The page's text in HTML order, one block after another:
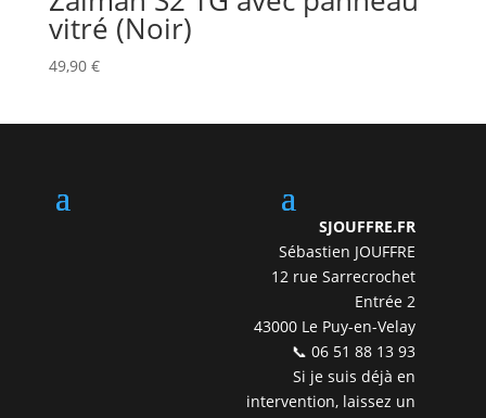
vitré (Noir)
49,90 €
SJOUFFRE.FR
Sébastien JOUFFRE
12 rue Sarrecrochet
Entrée 2
43000 Le Puy-en-Velay
📞 06 51 88 13 93
Si je suis déjà en
intervention, laissez un